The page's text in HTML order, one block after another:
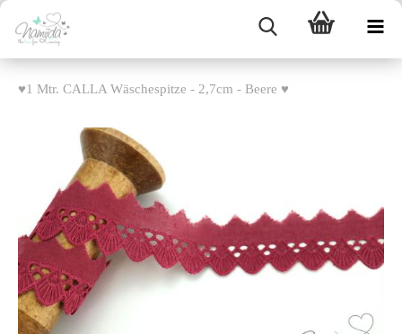
♥1 Mtr. CALLA Wäschespitze - 2,7cm - Beere ♥